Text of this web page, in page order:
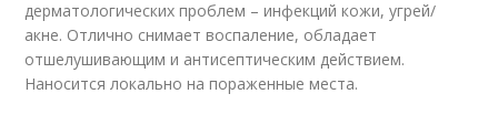
дерматологических проблем – инфекций кожи, угрей/
акне. Отлично снимает воспаление, обладает
отшелушивающим и антисептическим действием.
Наносится локально на пораженные места.